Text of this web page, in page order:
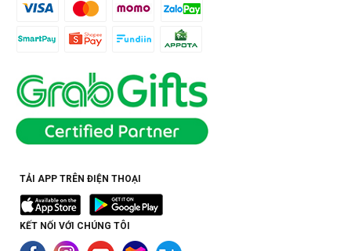
TẢI APP TRÊN ĐIỆN THOẠI
KẾT NỐI VỚI CHÚNG TÔI